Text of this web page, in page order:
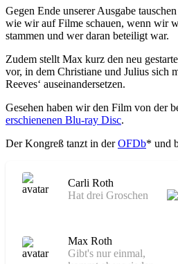
Gegen Ende unserer Ausgabe
wie wir auf Filme schauen, wenn wir
stammen und wer daran beteiligt war.
Zudem stellt Max kurz den neu
vor, in dem Christiane und Julius sich
Reeves‘ auseinandersetzen.
Gesehen haben wir den Film von der
erschienenen Blu-ray Disc.
Der Kongreß tanzt in derOFDb* und
Carli Roth
Hat drei Groschen
Max Roth
Gibt's nur einmal,